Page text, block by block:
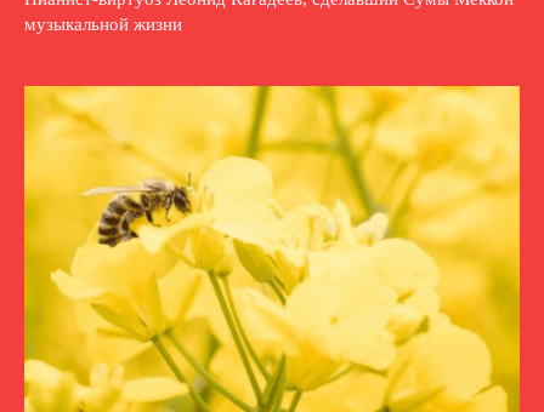
музыкальной жизни